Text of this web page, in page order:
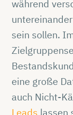
während
sein sollen.
eine große
auch Nicht-
Leads lassen